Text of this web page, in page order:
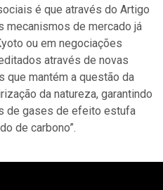
é que através do Artigo
mecanismos de mercado já
ou em negociações
através de novas
que mantém a questão da
da natureza, garantindo
de gases de efeito estufa
de carbono”.